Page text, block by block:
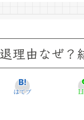
理由なぜ？
はてブ